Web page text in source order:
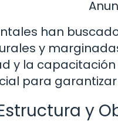
han
y
y la
para
y